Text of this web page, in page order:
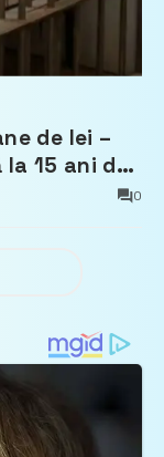
de lei –
15 ani de
0